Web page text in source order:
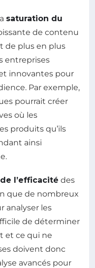
saturation du
de contenu
de plus en plus
entreprises
innovantes pour
Par exemple,
pourrait créer
où les
produits qu’ils
ainsi
l’efficacité des
que de nombreux
analyser les
de déterminer
et ce qui ne
doivent donc
avancés pour